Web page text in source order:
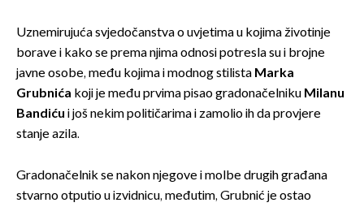
Uznemirujuća svjedočanstva o uvjetima u kojima životinje
borave i kako se prema njima odnosi potresla su i brojne
javne osobe, među kojima i modnog stilista Marka
Grubnića koji je među prvima pisao gradonačelniku Milanu
Bandiću i još nekim političarima i zamolio ih da provjere
stanje azila.
Gradonačelnik se nakon njegove i molbe drugih građana
stvarno otputio u izvidnicu, međutim, Grubnić je ostao